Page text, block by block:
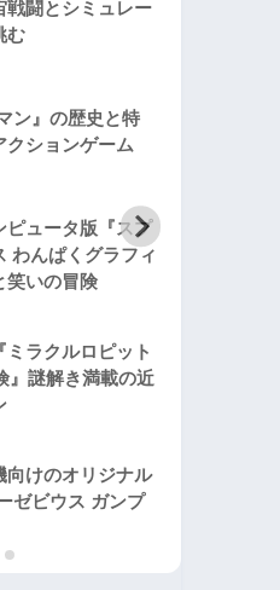
戦闘とシミュレー
む
ン』の歴史と特
クションゲーム
ピュータ版『スプ
わんぱくグラフィ
笑いの冒険
ミラクルロピット
』謎解き満載の近
向けのオリジナル
ゼビウス ガンプ